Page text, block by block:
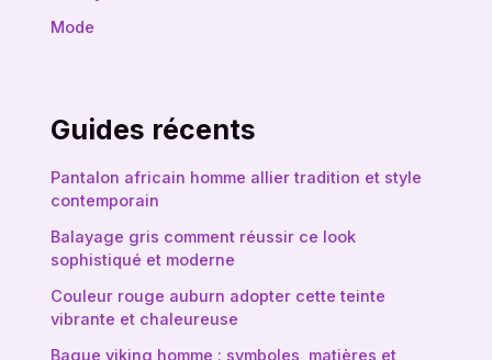
Mode
Guides récents
Pantalon africain homme allier tradition et style
contemporain
Balayage gris comment réussir ce look
sophistiqué et moderne
Couleur rouge auburn adopter cette teinte
vibrante et chaleureuse
Bague viking homme : symboles, matières et